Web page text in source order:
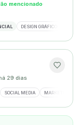
mencionado·
DESIGN GRÁFICO
29 dias
SOCIAL MEDIA MARKETING